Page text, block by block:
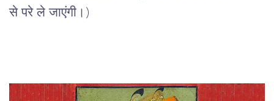
से परे ले जाएंगी। )